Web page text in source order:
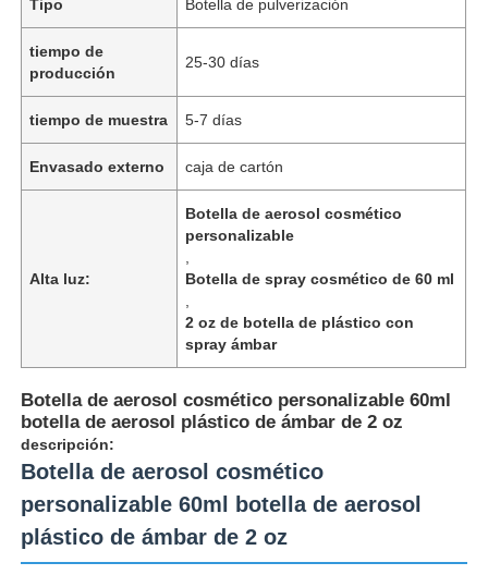
Tipo Botella de pulverización
tiempo de
producción
25-30 días
tiempo de muestra 5-7 días
Envasado externo caja de cartón
Alta luz:
Botella de aerosol cosmético
personalizable
Botella de spray cosmético de 60 ml
2 oz de botella de plástico con
spray ámbar
Botella de aerosol cosmético personalizable 60ml
botella de aerosol plástico de ámbar de 2 oz
descripción:
Botella de aerosol cosmético
personalizable 60ml botella de aerosol
plástico de ámbar de 2 oz